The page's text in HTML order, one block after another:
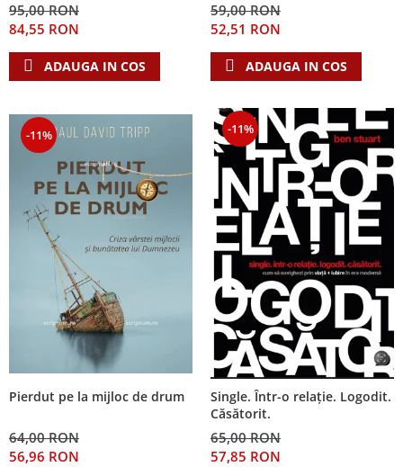
95,00 RON
84,55 RON
ADAUGA IN COS
59,00 RON
52,51 RON
ADAUGA IN COS
-11%
Pierdut pe la mijloc de drum
64,00 RON
56,96 RON
-11%
Single. Într-o relație. Logodit.
Căsătorit.
65,00 RON
57,85 RON